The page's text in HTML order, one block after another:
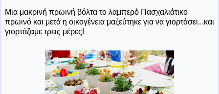
Μια μακρινή πρωινή βόλτα το λαμπερό Πασχαλιάτικο
πρωινό και μετά η οικογένεια μαζεύτηκε για να γιορτάσει...και
γιορτάζαμε τρεις μέρες!